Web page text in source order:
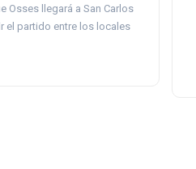
Osses llegará a San Carlos
el partido entre los locales